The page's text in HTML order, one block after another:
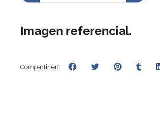
Imagen referencial.
Compartir en: